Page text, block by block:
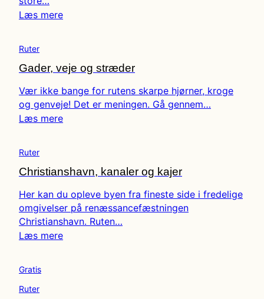
Læs mere
Ruter
Gader, veje og stræder
Vær ikke bange for rutens skarpe hjørner, kroge
og genveje! Det er meningen. Gå gennem…
Læs mere
Ruter
Christianshavn, kanaler og kajer
Her kan du opleve byen fra fineste side i fredelige
omgivelser på renæssancefæstningen
Christianshavn. Ruten…
Læs mere
Gratis
Ruter